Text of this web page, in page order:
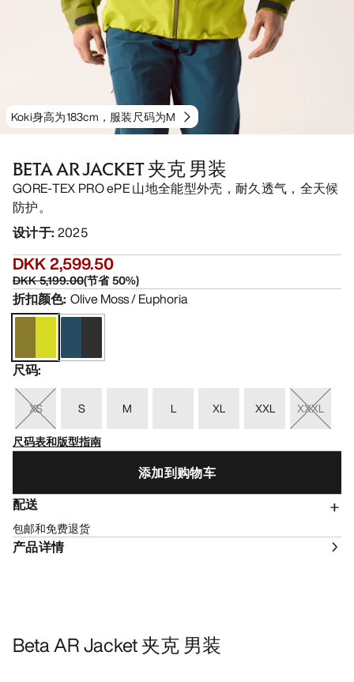
Koki身高为183cm，服装尺码为M
BETA AR JACKET 夹克 男装
GORE-TEX PRO ePE 山地全能型外壳，耐久透气，全天候
防护。
设计于: 2025
DKK 2,599.50
DKK 5,199.00(节省50%)
折扣颜色: Olive Moss / Euphoria
尺码:
XS S M L XL XXL
XXXL
尺码表和版型指南
添加到购物车
配送
包邮和免费退货
产品详情
Beta AR Jacket 夹克 男装